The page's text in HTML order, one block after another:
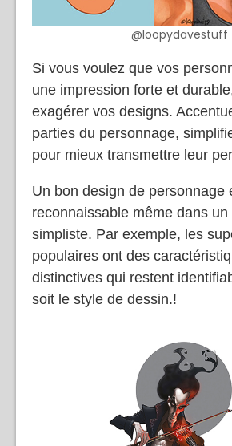
@loopydavestuff
Si vous voulez que vos
une impression forte et
exagérer vos designs.
parties du personnage,
pour mieux transmettre leur
Un bon design de personnage
reconnaissable même dans
simpliste. Par exemple, les
populaires ont des
distinctives qui restent
soit le style de dessin.!